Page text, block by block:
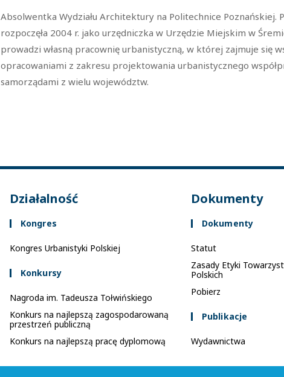
Absolwentka Wydziału Architektury na Politechnice Poznańskiej.
rozpoczęła 2004 r. jako urzędniczka w Urzędzie Miejskim w
prowadzi własną pracownię urbanistyczną, w której zajmuje się
opracowaniami z zakresu projektowania urbanistycznego
samorządami z wielu województw.
Działalność
Kongres
Kongres Urbanistyki Polskiej
Konkursy
Nagroda im. Tadeusza Tołwińskiego
Konkurs na najlepszą zagospodarowaną
przestrzeń publiczną
Konkurs na najlepszą pracę dyplomową
Dokumenty
Dokumenty
Statut
Zasady Etyki
Polskich
Pobierz
Publikacje
Wydawnictwa